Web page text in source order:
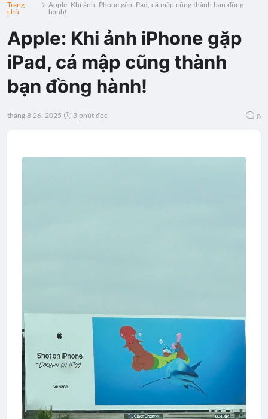
Trang
chủ
Apple: Khi ảnh iPhone gặp iPad, cá mập cũng thành bạn đồng
hành!
Apple: Khi ảnh iPhone gặp
iPad, cá mập cũng thành
bạn đồng hành!
tháng 8 26, 2025 3 phút đọc 0